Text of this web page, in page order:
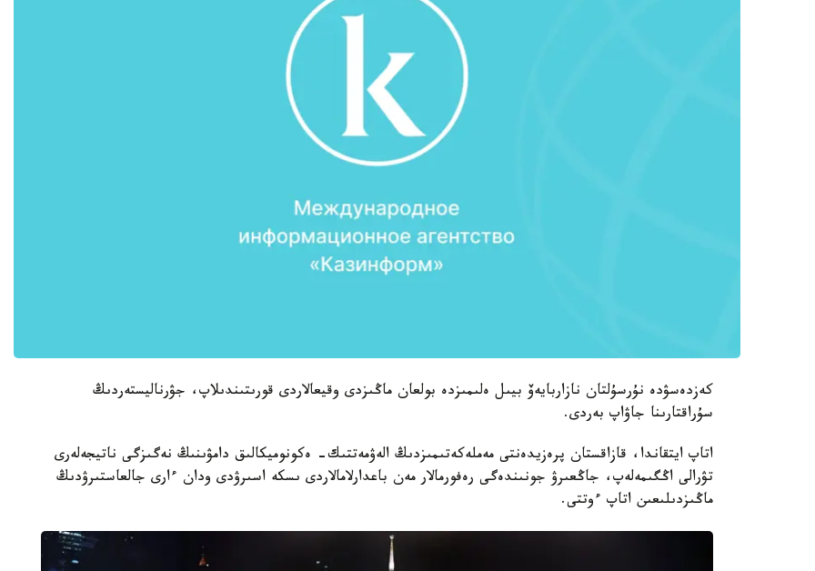
كەزدەسۋدە نۇرسۇلتان نازاربايەۆ بيىل ەلىمىزدە بولعان ماڭىزدى وقيعالاردى قورىتىندىلاپ، جۋرناليستەردىڭ
سۇراقتارىنا جاۋاپ بەردى.
اتاپ ايتقاندا، قازاقستان پرەزيدەنتى مەملەكەتىمىزدىڭ الەۋمەتتىك- ەكونوميكالىق دامۋىنىڭ نەگىزگى ناتيجەلەرى
تۋرالى اڭگىمەلەپ، جاڭعىرۋ جونىندەگى رەفورمالار مەن باعدارلامالاردى ىسكە اسىرۋدى ودان ءارى جالعاستىرۋدىڭ
ماڭىزدىلىعىن اتاپ ءوتتى.